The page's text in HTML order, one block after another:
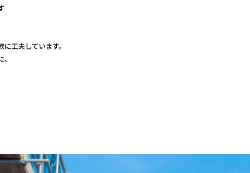
工夫しています。